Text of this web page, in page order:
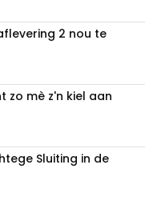
2 nou te
zo mè z'n kiel aan
Sluiting in de